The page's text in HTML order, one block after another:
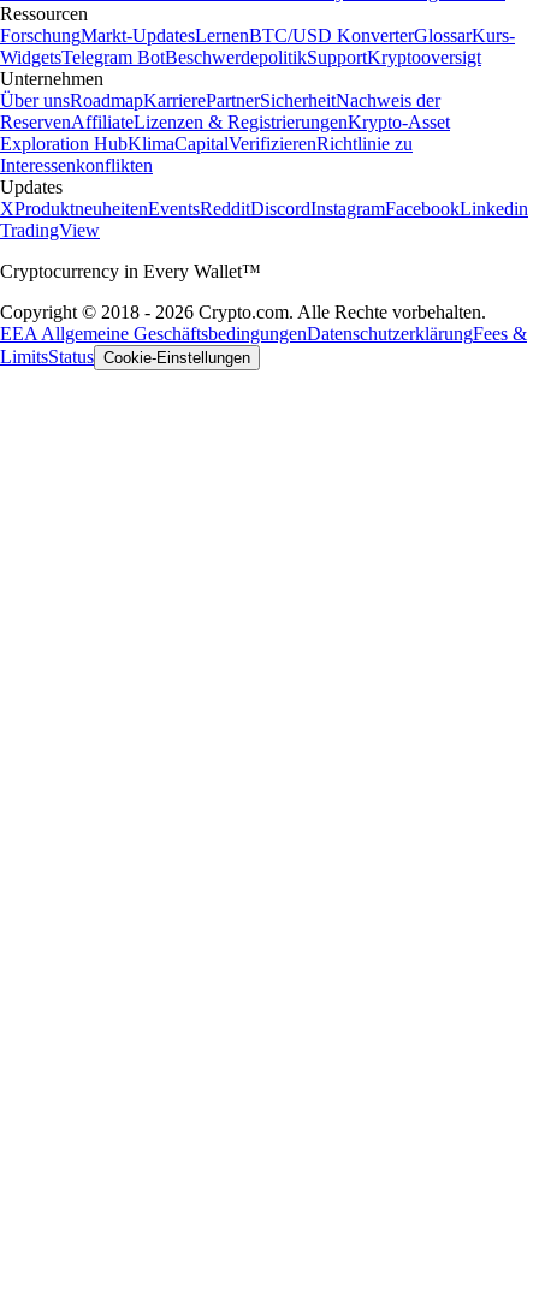
Ressourcen
ForschungMarkt-UpdatesLernenBTC/USD KonverterGlossarKurs-
WidgetsTelegram BotBeschwerdepolitikSupportKryptooversigt
Unternehmen
Über unsRoadmapKarrierePartnerSicherheitNachweis der
ReservenAffiliateLizenzen & RegistrierungenKrypto-Asset
Exploration HubKlimaCapitalVerifizierenRichtlinie zu
Interessenkonflikten
Updates
XProduktneuheitenEventsRedditDiscordInstagramFacebookLinkedin
TradingView
Cryptocurrency in Every Wallet™
Copyright © 2018 - 2026 Crypto.com. Alle Rechte vorbehalten.
EEA Allgemeine GeschäftsbedingungenDatenschutzerklärungFees &
LimitsStatus Cookie-Einstellungen